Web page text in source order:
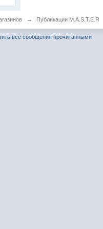
→ Публикации M.A.S.T.E.R
все сообщения прочитанными